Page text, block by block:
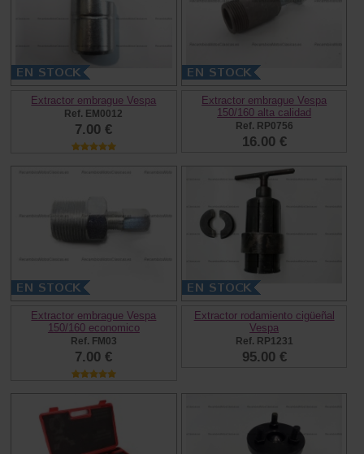
Extractor embrague Vespa
Ref. EM0012
7.00 €
Extractor embrague Vespa
150/160 alta calidad
Ref. RP0756
16.00 €
Extractor embrague Vespa
150/160 economico
Ref. FM03
7.00 €
Extractor rodamiento cigüeñal
Vespa
Ref. RP1231
95.00 €